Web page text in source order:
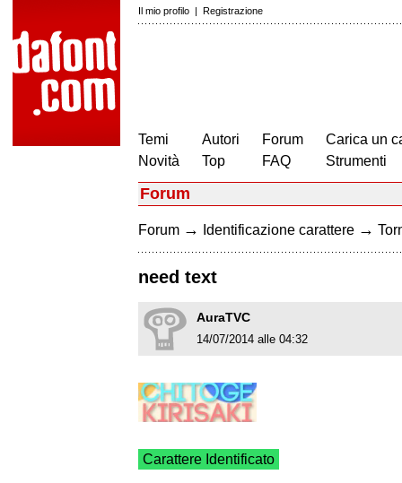
Il mio profilo | Registrazione
Temi
Novità
Autori
Top
Forum
FAQ
Carica un
Strumenti
Forum
Forum → Identificazione carattere →
need text
AuraTVC
14/07/2014 alle 04:32
Carattere Identificato